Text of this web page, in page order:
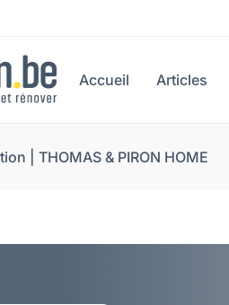
Accueil Articles
|THOMAS & PIRON HOME